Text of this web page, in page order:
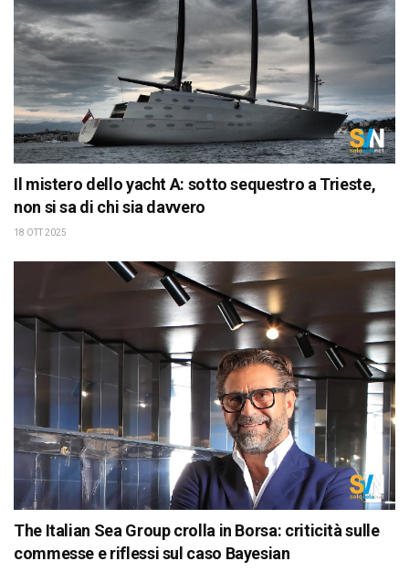
Il mistero dello yacht A: sotto sequestro a Trieste,
non si sa di chi sia davvero
18 OTT 2025
The Italian Sea Group crolla in Borsa: criticità sulle
commesse e riflessi sul caso Bayesian